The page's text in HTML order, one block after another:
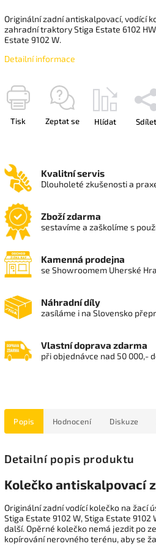
Originální zadní antiskalpovací, vodící
zahradní traktory Stiga Estate 6102
Estate 9102 W.
Detailní informace
Tisk Zeptat se Hlídat Sdílet
Kvalitní servis
Dlouholeté zkušenosti a
Zboží zdarma
sestavíme a zaškolíme s
Kamenná prodejna
se Showroomem Uherské
Náhradní díly
zasíláme i na Slovensko
Vlastní doprava zdarma
při objednávce nad 50 000,-
Popis Hodnocení Diskuze
Detailní popis produktu
Kolečko antiskalpovací
Originální zadní vodící kolečko na žací
Stiga Estate 9102 W, Stiga Estate 9102
další. Opěrné kolečko nemá jezdit po
kopírování nerovného terénu, aby se